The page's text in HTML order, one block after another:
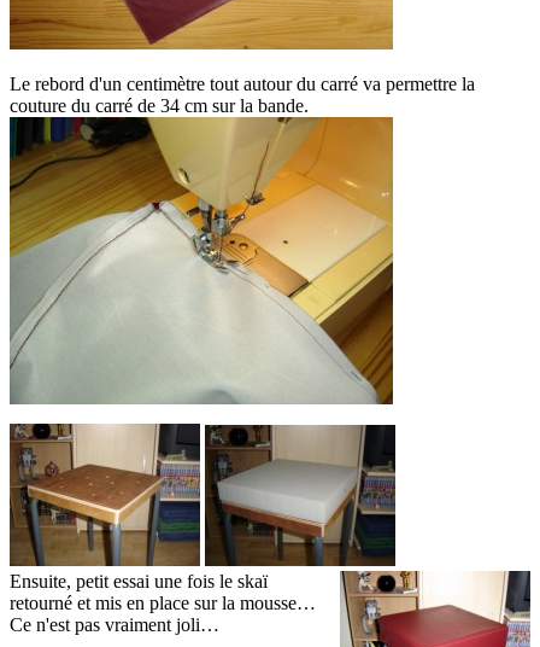
Le rebord d'un centimètre tout autour du carré va permettre la
couture du carré de 34 cm sur la bande.
Ensuite, petit essai une fois le skaï
retourné et mis en place sur la mousse…
Ce n'est pas vraiment joli…